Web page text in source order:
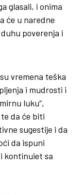
glasali, i onima
će u naredne
poverenja i
vremena teška
i mudrosti i
luku“,
da će biti
sugestije i da
da ispuni
kontinuiet sa